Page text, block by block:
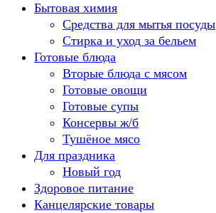
Бытовая химия
Средства для мытья посуды
Стирка и уход за бельем
Готовые блюда
Вторые блюда с мясом
Готовые овощи
Готовые супы
Консервы ж/б
Тушёное мясо
Для праздника
Новый год
Здоровое питание
Канцелярские товары